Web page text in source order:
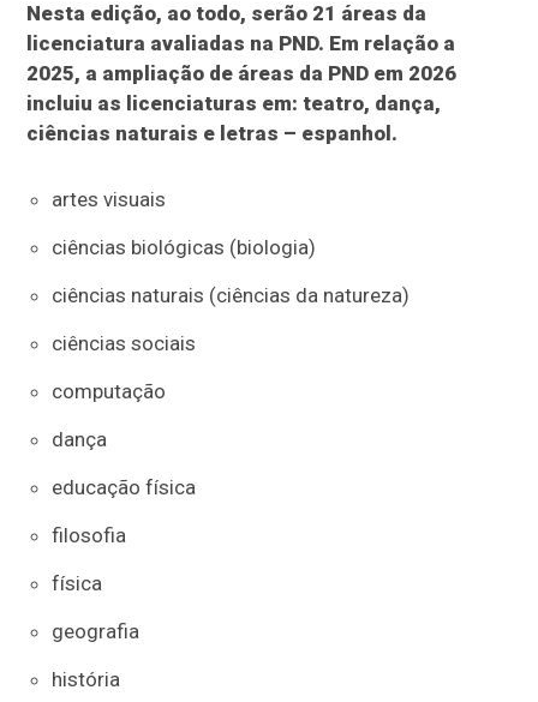
Nesta edição, ao todo, serão 21 áreas da
licenciatura avaliadas na PND. Em relação a
2025, a ampliação de áreas da PND em 2026
incluiu as licenciaturas em: teatro, dança,
ciências naturais e letras – espanhol.
artes visuais
ciências biológicas (biologia)
ciências naturais (ciências da natureza)
ciências sociais
computação
dança
educação física
filosofia
física
geografia
história